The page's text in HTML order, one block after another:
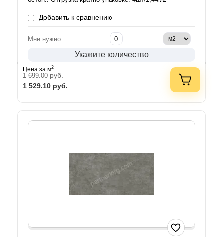
Добавить к сравнению
Мне нужно:
Укажите количество
Цена за м2:
1 699.00руб.
1 529.10 руб.